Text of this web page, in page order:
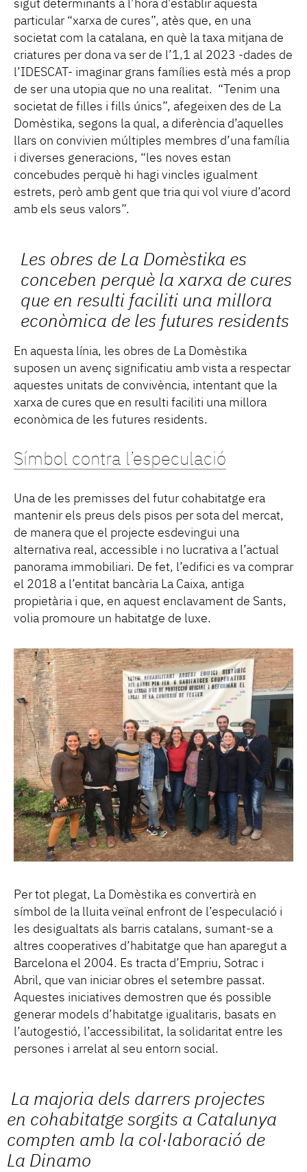
sigut determinants a l’hora d’establir aquesta
particular “xarxa de cures”, atès que, en una
societat com la catalana, en què la taxa mitjana de
criatures per dona va ser de l’1,1 al 2023 -dades de
l’IDESCAT- imaginar grans famílies està més a prop
de ser una utopia que no una realitat. “Tenim una
societat de filles i fills únics”, afegeixen des de La
Domèstika, segons la qual, a diferència d’aquelles
llars on convivien múltiples membres d’una família
i diverses generacions, “les noves estan
concebudes perquè hi hagi vincles igualment
estrets, però amb gent que tria qui vol viure d’acord
amb els seus valors”.
Les obres de La Domèstika es
conceben perquè la xarxa de cures
que en resulti faciliti una millora
econòmica de les futures residents
En aquesta línia, les obres de La Domèstika
suposen un avenç significatiu amb vista a respectar
aquestes unitats de convivència, intentant que la
xarxa de cures que en resulti faciliti una millora
econòmica de les futures residents.
Símbol contra l’especulació
Una de les premisses del futur cohabitatge era
mantenir els preus dels pisos per sota del mercat,
de manera que el projecte esdevingui una
alternativa real, accessible i no lucrativa a l’actual
panorama immobiliari. De fet, l’edifici es va comprar
el 2018 a l’entitat bancària La Caixa, antiga
propietària i que, en aquest enclavament de Sants,
volia promoure un habitatge de luxe.
Per tot plegat, La Domèstika es convertirà en
símbol de la lluita veïnal enfront de l’especulació i
les desigualtats als barris catalans, sumant-se a
altres cooperatives d’habitatge que han aparegut a
Barcelona el 2004. Es tracta d’Empriu, Sotrac i
Abril, que van iniciar obres el setembre passat.
Aquestes iniciatives demostren que és possible
generar models d’habitatge igualitaris, basats en
l’autogestió, l’accessibilitat, la solidaritat entre les
persones i arrelat al seu entorn social.
La majoria dels darrers projectes
en cohabitatge sorgits a Catalunya
compten amb la col·laboració de
La Dinamo